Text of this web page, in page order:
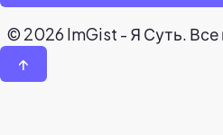
© 2026 ImGist - Я Суть.
↑